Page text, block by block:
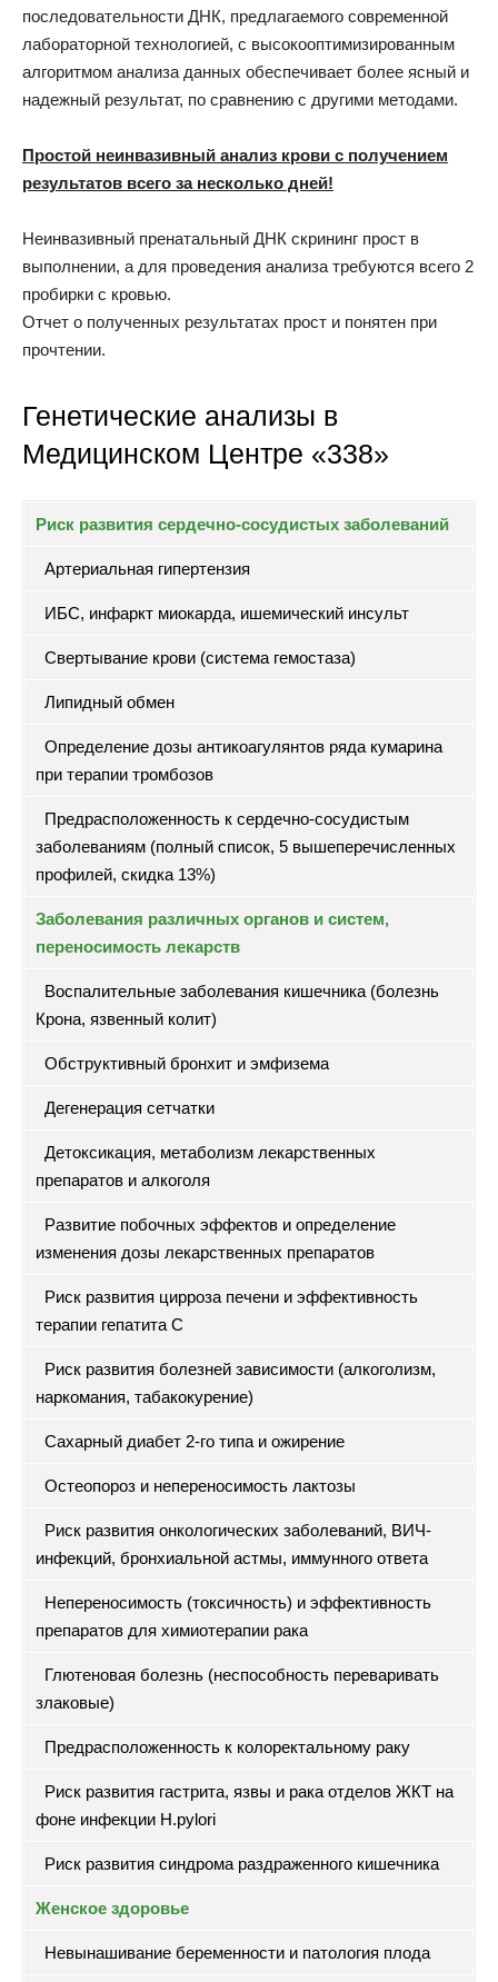
последовательности ДНК, предлагаемого современной
лабораторной технологией, с высокооптимизированным
алгоритмом анализа данных обеспечивает более ясный и
надежный результат, по сравнению с другими методами.
Простой неинвазивный анализ крови с получением
результатов всего за несколько дней!
Неинвазивный пренатальный ДНК скрининг прост в
выполнении, а для проведения анализа требуются всего 2
пробирки с кровью.
Отчет о полученных результатах прост и понятен при
прочтении.
Генетические анализы в
Медицинском Центре «338»
Риск развития сердечно-сосудистых заболеваний
Артериальная гипертензия
ИБС, инфаркт миокарда, ишемический инсульт
Свертывание крови (система гемостаза)
Липидный обмен
Определение дозы антикоагулянтов ряда кумарина
при терапии тромбозов
Предрасположенность к сердечно-сосудистым
заболеваниям (полный список, 5 вышеперечисленных
профилей, скидка 13%)
Заболевания различных органов и систем,
переносимость лекарств
Воспалительные заболевания кишечника (болезнь
Крона, язвенный колит)
Обструктивный бронхит и эмфизема
Дегенерация сетчатки
Детоксикация, метаболизм лекарственных
препаратов и алкоголя
Развитие побочных эффектов и определение
изменения дозы лекарственных препаратов
Риск развития цирроза печени и эффективность
терапии гепатита С
Риск развития болезней зависимости (алкоголизм,
наркомания, табакокурение)
Сахарный диабет 2-го типа и ожирение
Остеопороз и непереносимость лактозы
Риск развития онкологических заболеваний, ВИЧ-
инфекций, бронхиальной астмы, иммунного ответа
Непереносимость (токсичность) и эффективность
препаратов для химиотерапии рака
Глютеновая болезнь (неспособность переваривать
злаковые)
Предрасположенность к колоректальному раку
Риск развития гастрита, язвы и рака отделов ЖКТ на
фоне инфекции H.pylori
Риск развития синдрома раздраженного кишечника
Женское здоровье
Невынашивание беременности и патология плода